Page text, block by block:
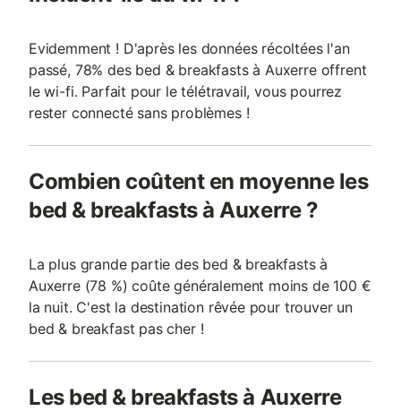
Evidemment ! D'après les données récoltées l'an
passé, 78% des bed & breakfasts à Auxerre offrent
le wi-fi. Parfait pour le télétravail, vous pourrez
rester connecté sans problèmes !
Combien coûtent en moyenne les
bed & breakfasts à Auxerre ?
La plus grande partie des bed & breakfasts à
Auxerre (78 %) coûte généralement moins de 100 €
la nuit. C'est la destination rêvée pour trouver un
bed & breakfast pas cher !
Les bed & breakfasts à Auxerre